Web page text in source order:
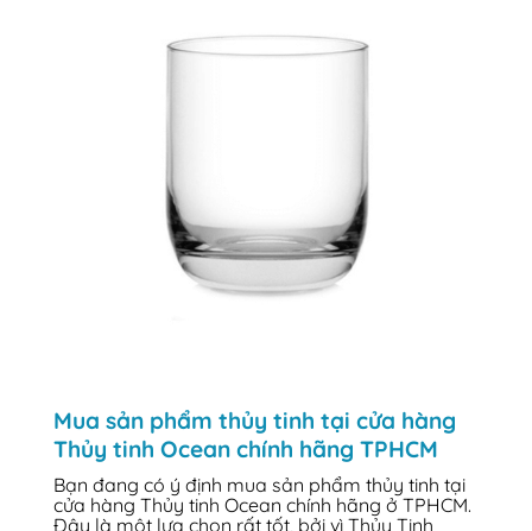
Mua sản phẩm thủy tinh tại cửa hàng
Thủy tinh Ocean chính hãng TPHCM
Bạn đang có ý định mua sản phẩm thủy tinh tại
cửa hàng Thủy tinh Ocean chính hãng ở TPHCM.
Đây là một lựa chọn rất tốt, bởi vì Thủy Tinh